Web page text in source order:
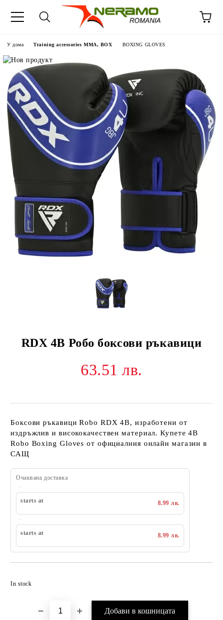
У дома Training accessories MMA, BOX BOXING GLOVES
RDX 4B Робо боксови ръкавици
63.51 лв.
Боксови ръкавици Robo RDX 4B, изработени от
издръжлив и висококачествен материал. Купете 4B
Robo Boxing Gloves от официалния онлайн магазин в
САЩ
Очаквана доставка
starts at 8.99 лв.
starts at 8.99 лв.
In stock